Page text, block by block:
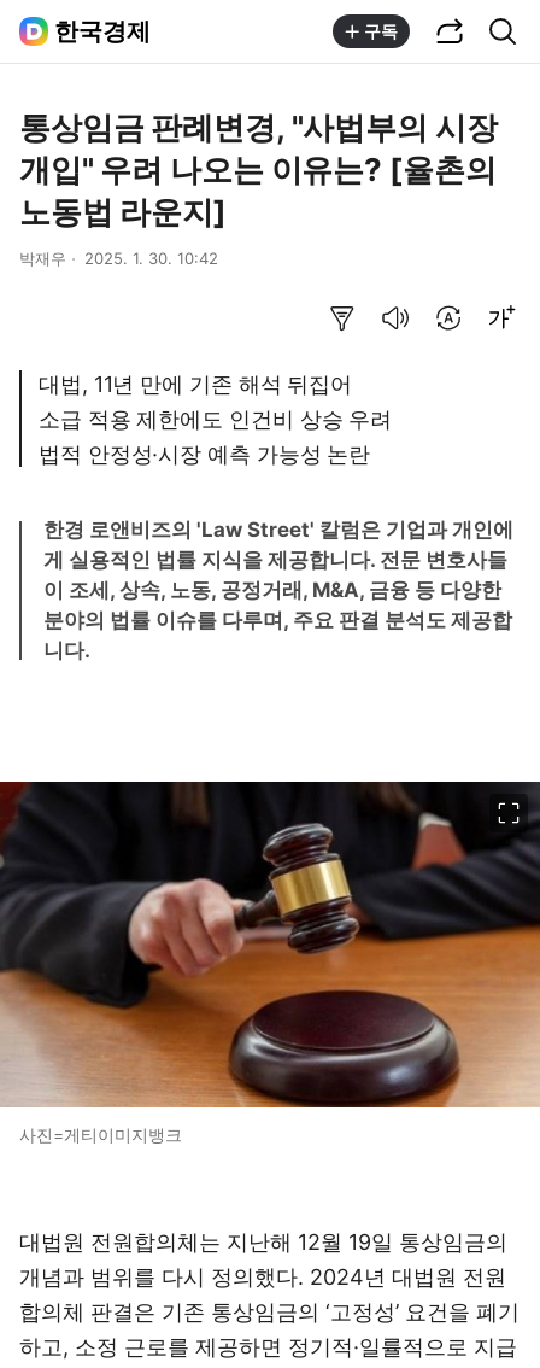
한국경제 구독
통상임금 판례변경, "사법부의 시장
개입" 우려 나오는 이유는? [율촌의
노동법 라운지]
박재우 2025. 1. 30. 10:42
대법, 11년 만에 기존 해석 뒤집어
소급 적용 제한에도 인건비 상승 우려
법적 안정성·시장 예측 가능성 논란
한경 로앤비즈의 'Law Street' 칼럼은 기업과 개인에
게 실용적인 법률 지식을 제공합니다. 전문 변호사들
이 조세, 상속, 노동, 공정거래, M&A, 금융 등 다양한
분야의 법률 이슈를 다루며, 주요 판결 분석도 제공합
니다.
사진=게티이미지뱅크
대법원 전원합의체는 지난해 12월 19일 통상임금의
개념과 범위를 다시 정의했다. 2024년 대법원 전원
합의체 판결은 기존 통상임금의 ‘고정성’ 요건을 폐기
하고, 소정 근로를 제공하면 정기적·일률적으로 지급